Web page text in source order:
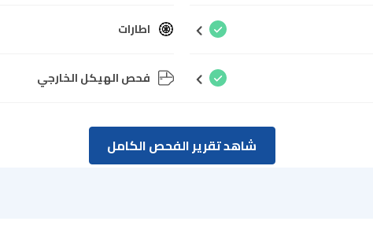
اطارات
فحص الهيكل الخارجي
شاهد تقرير الفحص الكامل